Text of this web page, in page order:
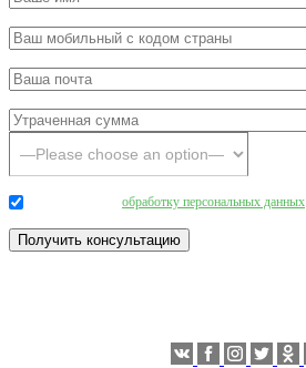
обработку персональных данных